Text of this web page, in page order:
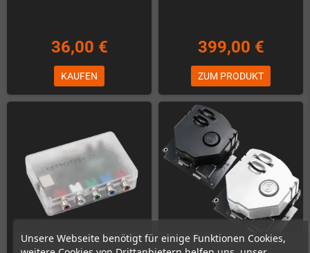
Unsere Webseite benötigt für einige Funktionen Cookies,
36,00 €
KAUFEN
399,00 €
ZUM PRODUKT